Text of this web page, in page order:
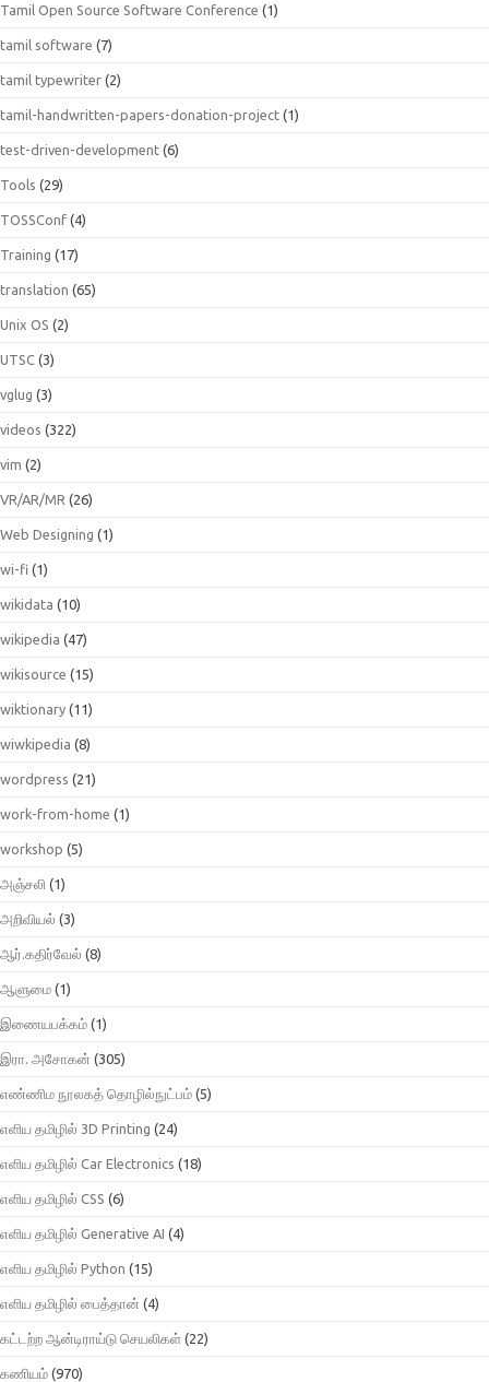
Tamil Open Source Software Conference (1)
tamil software (7)
tamil typewriter (2)
tamil-handwritten-papers-donation-project (1)
test-driven-development (6)
Tools (29)
TOSSConf (4)
Training (17)
translation (65)
Unix OS (2)
UTSC (3)
vglug (3)
videos (322)
vim (2)
VR/AR/MR (26)
Web Designing (1)
wi-fi (1)
wikidata (10)
wikipedia (47)
wikisource (15)
wiktionary (11)
wiwkipedia (8)
wordpress (21)
work-from-home (1)
workshop (5)
அஞ்சலி (1)
அறிவியல் (3)
ஆர்.கதிர்வேல் (8)
ஆளுமை (1)
இணையபக்கம் (1)
இரா. அசோகன் (305)
எண்ணிம நூலகத் தொழில்நுட்பம் (5)
எளிய தமிழில் 3D Printing (24)
எளிய தமிழில் Car Electronics (18)
எளிய தமிழில் CSS (6)
எளிய தமிழில் Generative AI (4)
எளிய தமிழில் Python (15)
எளிய தமிழில் பைத்தான் (4)
கட்டற்ற ஆன்டிராய்டு செயலிகள் (22)
கணியம் (970)